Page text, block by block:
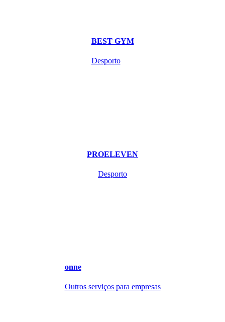
BEST GYM
Desporto
PROELEVEN
Desporto
onne
Outros serviços para empresas